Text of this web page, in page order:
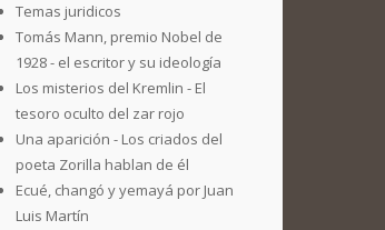
Temas juridicos
Tomás Mann, premio Nobel de
1928 - el escritor y su ideología
Los misterios del Kremlin - El
tesoro oculto del zar rojo
Una aparición - Los criados del
poeta Zorilla hablan de él
Ecué, changó y yemayá por Juan
Luis Martín